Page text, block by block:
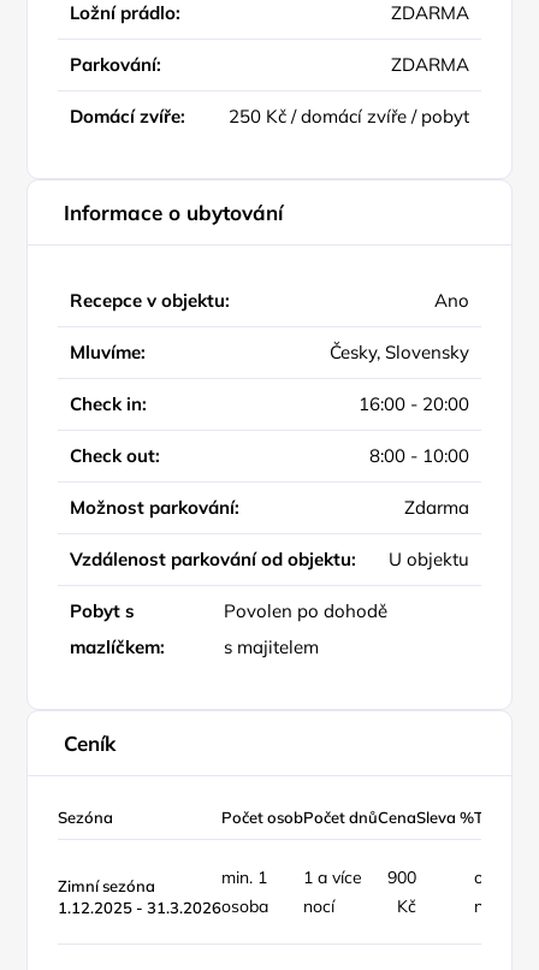
Ložní prádlo: ZDARMA
Parkování: ZDARMA
Domácí zvíře: 250 Kč / domácí zvíře / pobyt
Informace o ubytování
Recepce v objektu: Ano
Mluvíme: Česky, Slovensky
Check in: 16:00 - 20:00
Check out: 8:00 - 10:00
Možnost parkování: Zdarma
Vzdálenost parkování od objektu: U objektu
Pobyt s
mazlíčkem:
Povolen po dohodě
s majitelem
Ceník
Sezóna Počet osobPočet dnůCenaSleva %Typ ceny
Zimní sezóna
1.12.2025 - 31.3.2026
min. 1
osoba
1 a více
nocí
900
Kč
osoba /
noc